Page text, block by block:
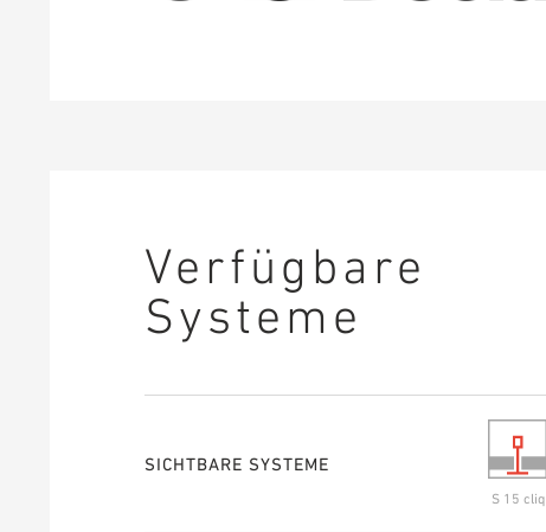
Verfügbare
Systeme
SICHTBARE SYSTEME
S 15 cliq